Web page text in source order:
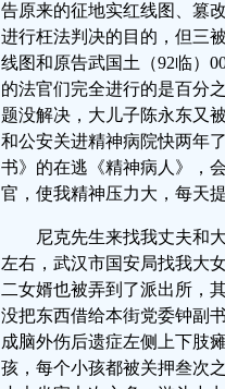
告原来的征地实红线图、篡
进行枉法判决的目的，但三
线图和原告武国土（92临）
的法官们完全进行的是百分
题没解决，大儿子陈永东又
和公安关进精神病院快两年
书》的在逃《精神病人》，
官，使我精神压力大，每天
尼克先生来找我丈夫和
左右，武汉市国安局找我大
二女婿也被弄到了派出所，
没把东西借给本街党委钟副
成脑外伤后遗症左侧上下肢
孩，每个小孩都被关押叁次